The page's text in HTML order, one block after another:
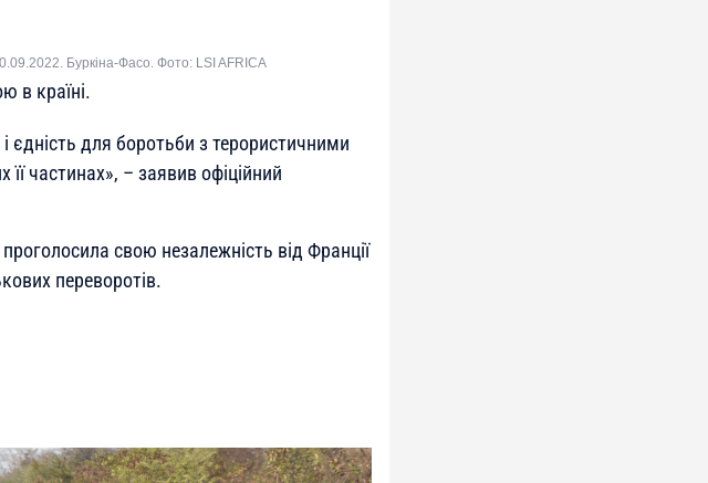
Буркіна-Фасо. Фото: LSI AFRICA
в країні.
єдність для боротьби з терористичними
частинах», – заявив офіційний
свою незалежність від Франції
переворотів.